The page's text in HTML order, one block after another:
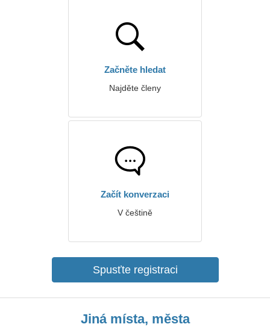
Začněte hledat
Najděte členy
Začít konverzaci
V češtině
Spusťte registraci
Jiná místa, města